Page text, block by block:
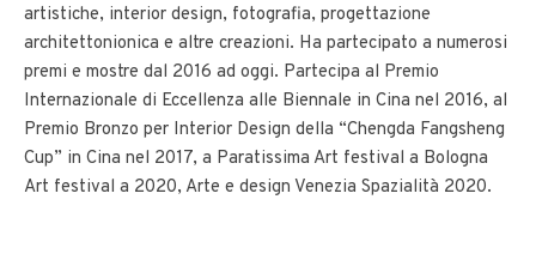
artistiche, interior design, fotografia, progettazione
architettonionica e altre creazioni. Ha partecipato a numerosi
premi e mostre dal 2016 ad oggi. Partecipa al Premio
Internazionale di Eccellenza alle Biennale in Cina nel 2016, al
Premio Bronzo per Interior Design della “Chengda Fangsheng
Cup” in Cina nel 2017, a Paratissima Art festival a Bologna
Art festival a 2020, Arte e design Venezia Spazialità 2020.